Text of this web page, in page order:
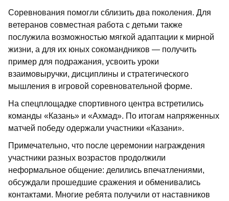
Соревнования помогли сблизить два поколения. Для
ветеранов совместная работа с детьми также
послужила возможностью мягкой адаптации к мирной
жизни, а для их юных сокомандников — получить
пример для подражания, усвоить уроки
взаимовыручки, дисциплины и стратегического
мышления в игровой соревновательной форме.
На спецплощадке спортивного центра встретились
команды «Казань» и «Ахмад». По итогам напряженных
матчей победу одержали участники «Казани».
Примечательно, что после церемонии награждения
участники разных возрастов продолжили
неформальное общение: делились впечатлениями,
обсуждали прошедшие сражения и обменивались
контактами. Многие ребята получили от наставников